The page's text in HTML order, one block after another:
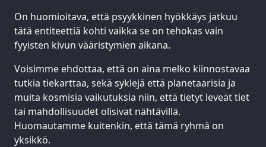
On huomioitava, että psyykkinen hyökkäys jatkuu
tätä entiteettiä kohti vaikka se on tehokas vain
fyyisten kivun vääristymien aikana.
Voisimme ehdottaa, että on aina melko kiinnostavaa
tutkia tiekarttaa, sekä syklejä että planetaarisia ja
muita kosmisia vaikutuksia niin, että tietyt leveät tiet
tai mahdollisuudet olisivat nähtävillä.
Huomautamme kuitenkin, että tämä ryhmä on
yksikkö.